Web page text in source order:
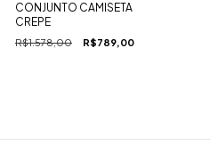
CONJUNTO CAMISETA
CREPE
R$1.578,00 R$789,00